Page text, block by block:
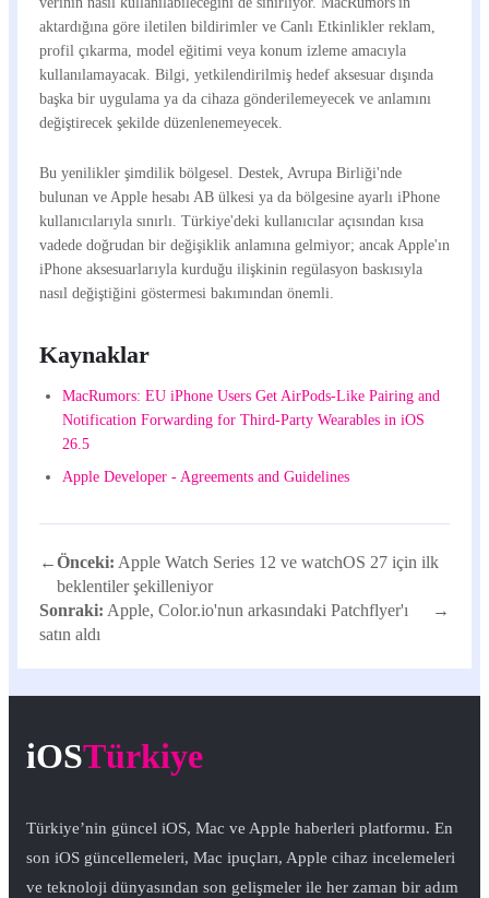
aktardığına göre iletilen bildirimler ve Canlı Etkinlikler reklam,
profil çıkarma, model eğitimi veya konum izleme amacıyla
kullanılamayacak. Bilgi, yetkilendirilmiş hedef aksesuar dışında
başka bir uygulama ya da cihaza gönderilemeyecek ve anlamını
değiştirecek şekilde düzenlenemeyecek.
Bu yenilikler şimdilik bölgesel. Destek, Avrupa Birliği'nde
bulunan ve Apple hesabı AB ülkesi ya da bölgesine ayarlı iPhone
kullanıcılarıyla sınırlı. Türkiye'deki kullanıcılar açısından kısa
vadede doğrudan bir değişiklik anlamına gelmiyor; ancak Apple'ın
iPhone aksesuarlarıyla kurduğu ilişkinin regülasyon baskısıyla
nasıl değiştiğini göstermesi bakımından önemli.
Kaynaklar
MacRumors: EU iPhone Users Get AirPods-Like Pairing and
Notification Forwarding for Third-Party Wearables in iOS
26.5
Apple Developer - Agreements and Guidelines
←Önceki: Apple Watch Series 12 ve watchOS 27 için ilk
beklentiler şekilleniyor
Sonraki: Apple, Color.io'nun arkasındaki Patchflyer'ı
satın aldı
→
iOSTürkiye
Türkiye’nin güncel iOS, Mac ve Apple haberleri platformu. En
son iOS güncellemeleri, Mac ipuçları, Apple cihaz incelemeleri
ve teknoloji dünyasından son gelişmeler ile her zaman bir adım